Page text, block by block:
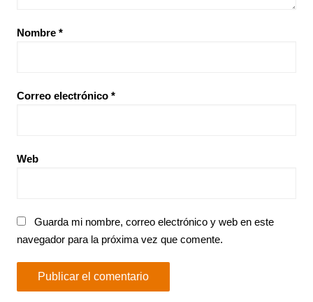
Nombre *
Correo electrónico *
Web
Guarda mi nombre, correo electrónico y web en este
navegador para la próxima vez que comente.